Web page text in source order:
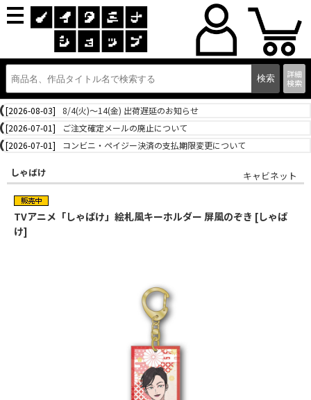
詳細
検索
[2026-08-03]
8/4(火)～14(金) 出荷遅延のお知らせ
[2026-07-01]
ご注文確定メールの廃止について
[2026-07-01]
コンビニ・ペイジー決済の支払期限変更について
しゃばけ キャビネット
TVアニメ「しゃばけ」絵札風キーホルダー 屏風のぞき [しゃば
け]